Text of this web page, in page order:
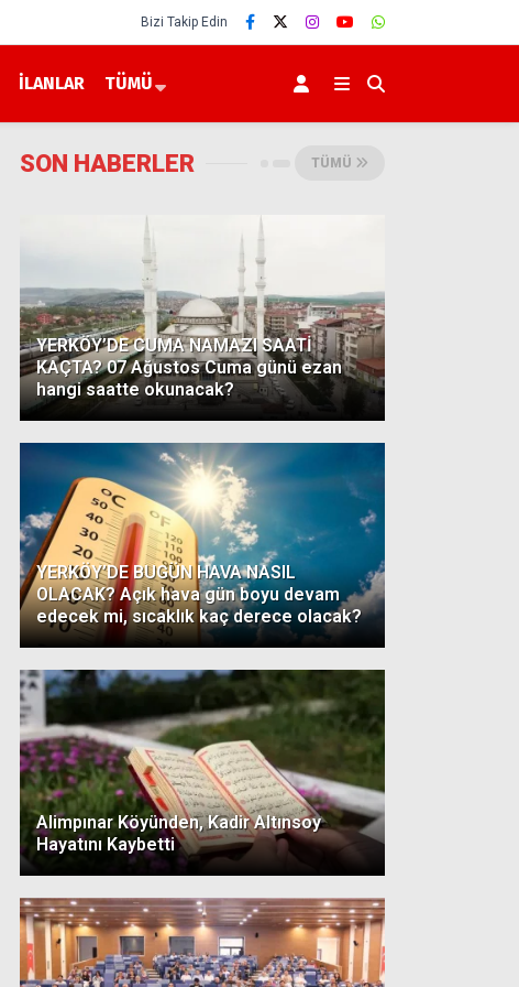
Bizi Takip Edin
İLANLAR TÜMÜ
SON HABERLER TÜMÜ
YERKÖY’DE CUMA NAMAZI SAATİ
KAÇTA? 07 Ağustos Cuma günü ezan
hangi saatte okunacak?
YERKÖY’DE BUGÜN HAVA NASIL
OLACAK? Açık hava gün boyu devam
edecek mi, sıcaklık kaç derece olacak?
Alimpınar Köyünden, Kadir Altınsoy
Hayatını Kaybetti